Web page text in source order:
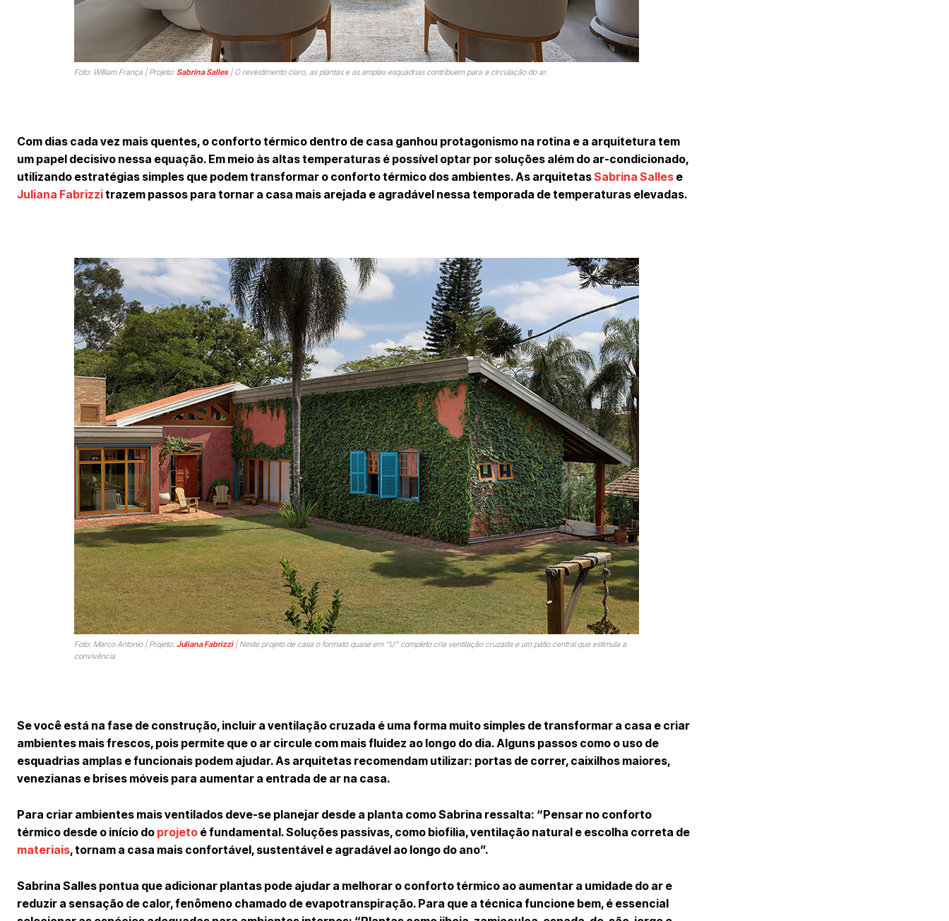
Foto: William França | Projeto: Sabrina Salles| O revestimento claro, as plantas e as amplas esquadrias contribuem para a circulação do ar.
Com dias cada vez mais quentes, o conforto térmico dentro de casa ganhou protagonismo na rotina e a arquitetura tem
um papel decisivo nessa equação. Em meio às altas temperaturas é possível optar por soluções além do ar-condicionado,
utilizando estratégias simples que podem transformar o conforto térmico dos ambientes. As arquitetasSabrina Salles e
Juliana Fabrizzitrazem passos para tornar a casa mais arejada e agradável nessa temporada de temperaturas elevadas.
Foto: Marco Antonio | Projeto: Juliana Fabrizzi| Neste projeto de casa o formato quase em “U” completo cria ventilação cruzada e um pátio central que estimula a
convivência
Se você está na fase de construção, incluir a ventilação cruzada é uma forma muito simples de transformar a casa e criar
ambientes mais frescos, pois permite que o ar circule com mais fluidez ao longo do dia. Alguns passos como o uso de
esquadrias amplas e funcionais podem ajudar. As arquitetas recomendam utilizar: portas de correr, caixilhos maiores,
venezianas e brises móveis para aumentar a entrada de ar na casa.
Para criar ambientes mais ventilados deve-se planejar desde a planta como Sabrina ressalta: “Pensar no conforto
térmico desde o início do projeto é fundamental. Soluções passivas, como biofilia, ventilação natural e escolha correta de
materiais, tornam a casa mais confortável, sustentável e agradável ao longo do ano”.
Sabrina Salles pontua que adicionar plantas pode ajudar a melhorar o conforto térmico ao aumentar a umidade do ar e
reduzir a sensação de calor, fenômeno chamado de evapotranspiração. Para que a técnica funcione bem, é essencial